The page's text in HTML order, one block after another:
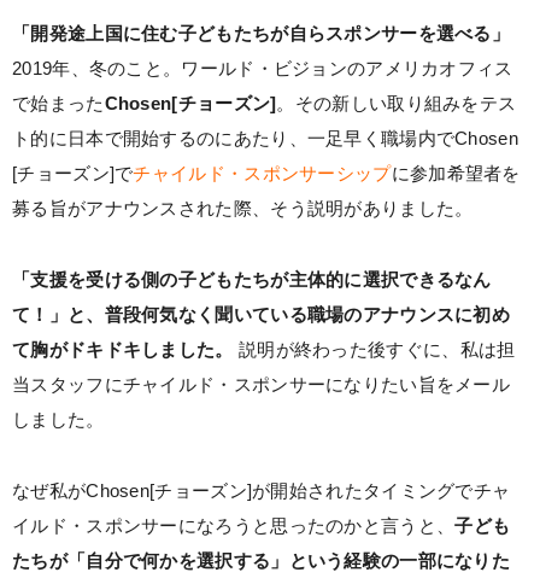
「開発途上国に住む子どもたちが自らスポンサーを選べる」
2019年、冬のこと。ワールド・ビジョンのアメリカオフィス
で始まったChosen[チョーズン]。その新しい取り組みをテス
ト的に日本で開始するのにあたり、一足早く職場内でChosen
[チョーズン]でチャイルド・スポンサーシップに参加希望者を
募る旨がアナウンスされた際、そう説明がありました。
「支援を受ける側の子どもたちが主体的に選択できるなん
て！」と、普段何気なく聞いている職場のアナウンスに初め
て胸がドキドキしました。
説明が終わった後すぐに、私は担
当スタッフにチャイルド・スポンサーになりたい旨をメール
しました。
なぜ私がChosen[チョーズン]が開始されたタイミングでチャ
イルド・スポンサーになろうと思ったのかと言うと、子ども
たちが「自分で何かを選択する」という経験の一部になりた